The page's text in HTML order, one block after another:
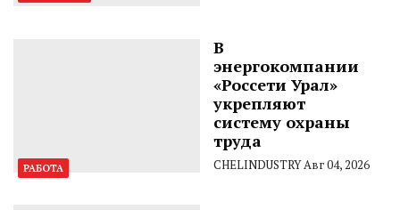
РАБОТА
В
энергокомпании
«Россети Урал»
укрепляют
систему охраны
труда
CHELINDUSTRYАвг 04, 2026